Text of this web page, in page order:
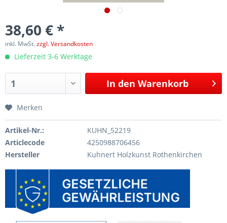
38,60 € *
inkl. MwSt.zzgl. Versandkosten
Lieferzeit 3-6 Werktage
In den Warenkorb
Merken
Artikel-Nr.:
KUHN_52219
Articlecode
4250988706456
Hersteller
Kuhnert Holzkunst Rothenkirchen